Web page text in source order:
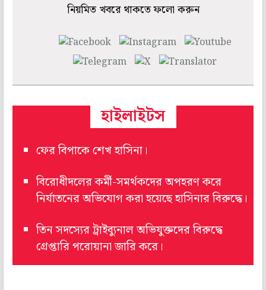
নিয়মিত খবরে থাকতে ফলো করুন
হাইলাইটস
ফের বিপাকে শেখ হাসিনা।
বিরোধীদলের কর্মী-সমর্থকদের অপহরণ করে
নির্যাতনের অভিযোগ করা হয়েছে হাসিনার বিরুদ্ধে।
তিন সদস্যের ট্রাইব্যুনাল অভিযুক্তদের বিরুদ্ধে
গ্রেপ্তারি পরোয়ানা জারি করে।